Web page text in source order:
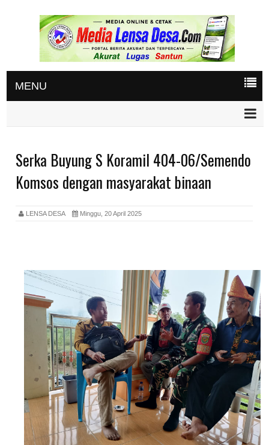
MENU
Serka Buyung S Koramil 404-06/Semendo
Komsos dengan masyarakat binaan
LENSA DESA Minggu, 20 April 2025